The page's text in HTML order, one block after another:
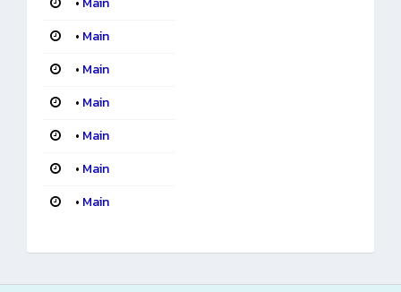
• Main
• Main
• Main
• Main
• Main
• Main